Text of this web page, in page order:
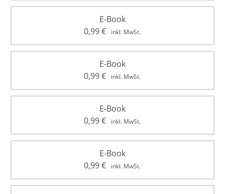
E-Book
0,99€ inkl. MwSt.
E-Book
0,99€ inkl. MwSt.
E-Book
0,99€ inkl. MwSt.
E-Book
0,99€ inkl. MwSt.